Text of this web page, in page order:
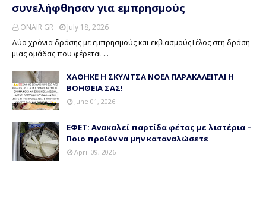
συνελήφθησαν για εμπρησμούς
ONAIR GR
July 18, 2026
Δύο χρόνια δράσης με εμπρησμούς και εκβιασμούςΤέλος στη δράση
μιας ομάδας που φέρεται …
ΧΑΘΗΚΕ Η ΣΚΥΛΙΤΣΑ ΝΟΕΛ ΠΑΡΑΚΑΛΕΙΤΑΙ Η
ΒΟΗΘΕΙΑ ΣΑΣ!
June 01, 2026
ΕΦΕΤ: Ανακαλεί παρτίδα φέτας με λιστέρια –
Ποιο προϊόν να μην καταναλώσετε
April 09, 2026